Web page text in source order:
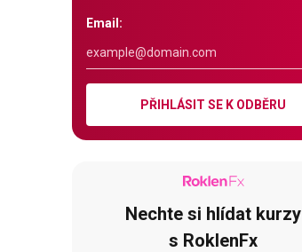
Email:
PŘIHLÁSIT SE K ODBĚRU
Nechte si hlídat kurzy
s RoklenFx